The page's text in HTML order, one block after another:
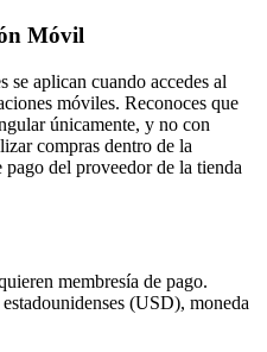
Móvil
se aplican cuando accedes al
móviles. Reconoces que
únicamente, y no con
compras dentro de la
del proveedor de la tienda
membresía de pago.
(USD), moneda